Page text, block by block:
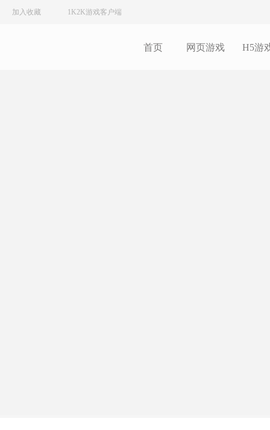
加入收藏 1K2K游戏客户端
首页 网页游戏 H5游